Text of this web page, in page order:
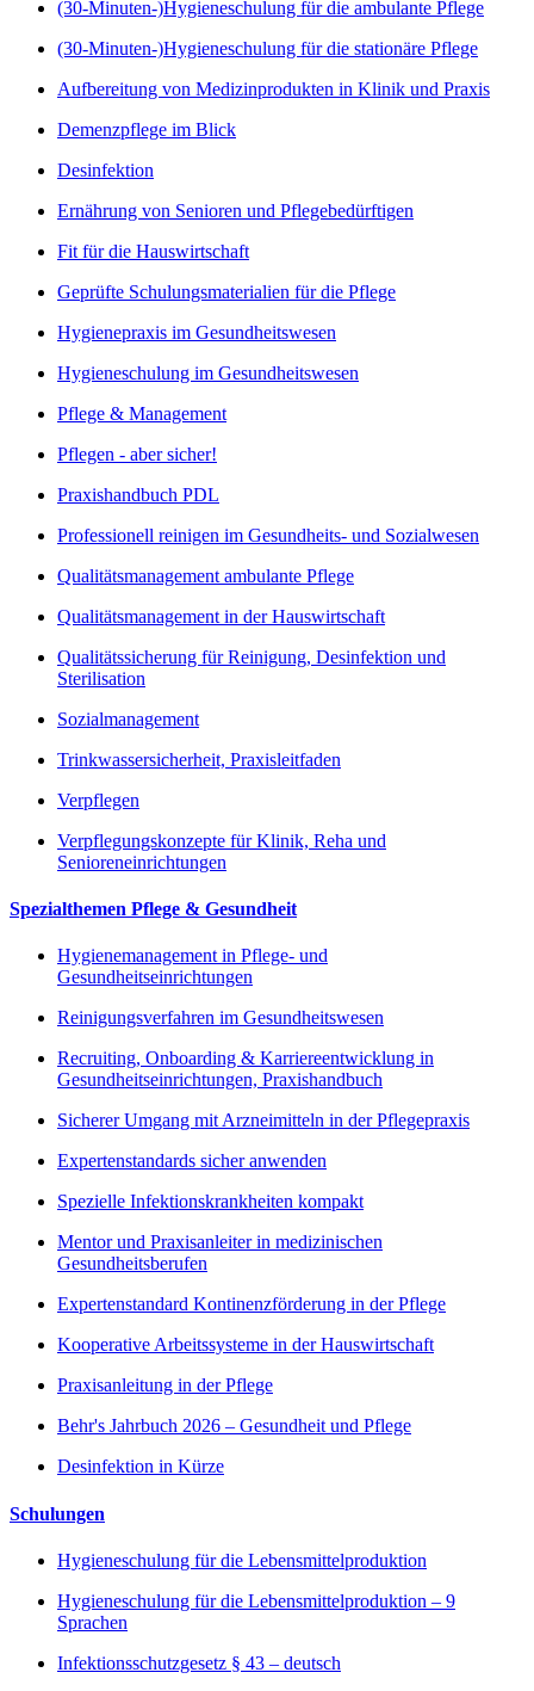
(30-Minuten-)Hygieneschulung für die ambulante Pflege
(30-Minuten-)Hygieneschulung für die stationäre Pflege
Aufbereitung von Medizinprodukten in Klinik und Praxis
Demenzpflege im Blick
Desinfektion
Ernährung von Senioren und Pflegebedürftigen
Fit für die Hauswirtschaft
Geprüfte Schulungsmaterialien für die Pflege
Hygienepraxis im Gesundheitswesen
Hygieneschulung im Gesundheitswesen
Pflege & Management
Pflegen - aber sicher!
Praxishandbuch PDL
Professionell reinigen im Gesundheits- und Sozialwesen
Qualitätsmanagement ambulante Pflege
Qualitätsmanagement in der Hauswirtschaft
Qualitätssicherung für Reinigung, Desinfektion und
Sterilisation
Sozialmanagement
Trinkwassersicherheit, Praxisleitfaden
Verpflegen
Verpflegungskonzepte für Klinik, Reha und
Senioreneinrichtungen
Spezialthemen Pflege & Gesundheit
Hygienemanagement in Pflege- und
Gesundheitseinrichtungen
Reinigungsverfahren im Gesundheitswesen
Recruiting, Onboarding & Karriereentwicklung in
Gesundheitseinrichtungen, Praxishandbuch
Sicherer Umgang mit Arzneimitteln in der Pflegepraxis
Expertenstandards sicher anwenden
Spezielle Infektionskrankheiten kompakt
Mentor und Praxisanleiter in medizinischen
Gesundheitsberufen
Expertenstandard Kontinenzförderung in der Pflege
Kooperative Arbeitssysteme in der Hauswirtschaft
Praxisanleitung in der Pflege
Behr's Jahrbuch 2026 – Gesundheit und Pflege
Desinfektion in Kürze
Schulungen
Hygieneschulung für die Lebensmittelproduktion
Hygieneschulung für die Lebensmittelproduktion – 9
Sprachen
Infektionsschutzgesetz § 43 – deutsch